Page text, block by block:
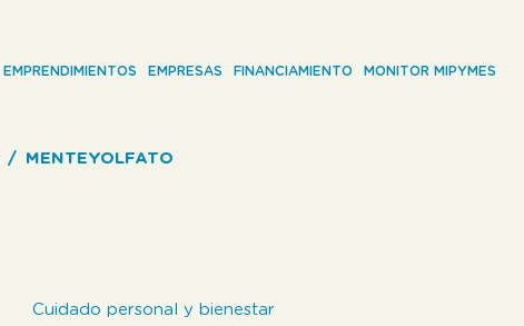
EMPRENDIMIENTOS EMPRESAS FINANCIAMIENTO MONITOR MIPYMES
MENTEYOLFATO
Cuidado personal y bienestar